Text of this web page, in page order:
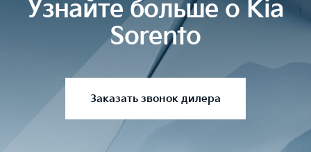
Узнайте больше о Kia
Sorento
Заказать звонок дилера